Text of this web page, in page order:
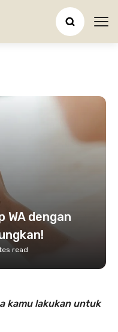
WA dengan
read
kamu lakukan untuk